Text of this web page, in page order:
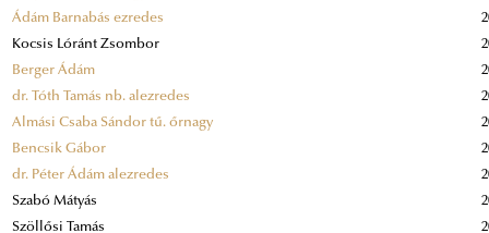
Ádám Barnabás ezredes
Kocsis Lóránt Zsombor
Berger Ádám
dr. Tóth Tamás nb. alezredes
Almási Csaba Sándor tű. őrnagy
Bencsik Gábor
dr. Péter Ádám alezredes
Szabó Mátyás
Szöllősi Tamás